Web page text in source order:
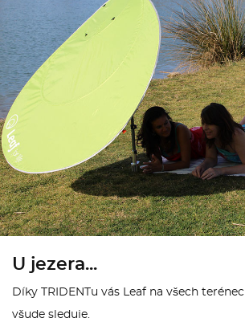
U jezera...
Díky TRIDENTu vás Leaf na všech
všude sleduje.